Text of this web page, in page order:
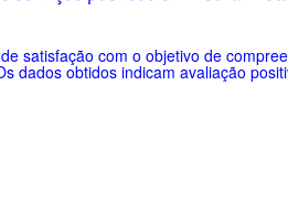
satisfação com o objetivo de
dados obtidos indicam avaliação